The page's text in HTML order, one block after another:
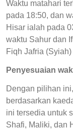
Waktu matahari
pada 18:50, dan
Hisar ialah pada
waktu Sahur dan
Fiqh Jafria
Penyesuaian
Dengan pilihan
berdasarkan
ini tersedia untuk
Shafi, Maliki, dan